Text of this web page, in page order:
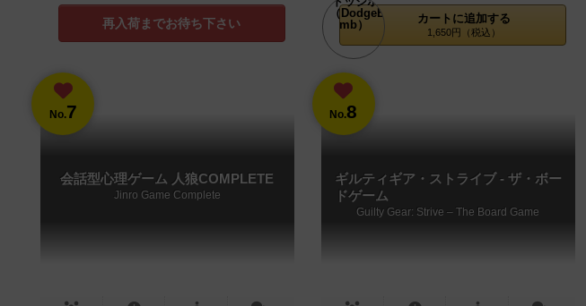
再入荷までお待ち下さい カートに追加する
1,650円（税込）
No.7
会話型心理ゲーム 人狼COMPLETE
Jinro Game Complete
No.8
ギルティギア・ストライブ - ザ・ボー
ドゲーム
Guilty Gear: Strive – The Board Game